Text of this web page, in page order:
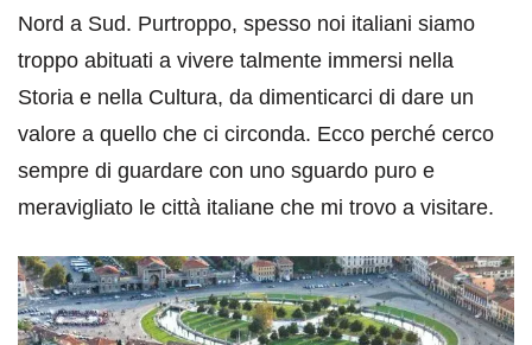
Nord a Sud. Purtroppo, spesso noi italiani siamo
troppo abituati a vivere talmente immersi nella
Storia e nella Cultura, da dimenticarci di dare un
valore a quello che ci circonda. Ecco perché cerco
sempre di guardare con uno sguardo puro e
meravigliato le città italiane che mi trovo a visitare.